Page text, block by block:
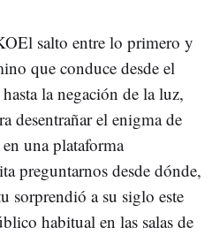
El salto entre lo primero y
que conduce desde el
la negación de la luz,
desentrañar el enigma de
una plataforma
preguntarnos desde dónde,
sorprendió a su siglo este
habitual en las salas de